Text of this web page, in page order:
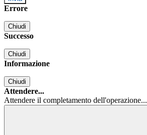
Errore
Chiudi
Successo
Chiudi
Informazione
Chiudi
Attendere...
Attendere il completamento dell'operazione...